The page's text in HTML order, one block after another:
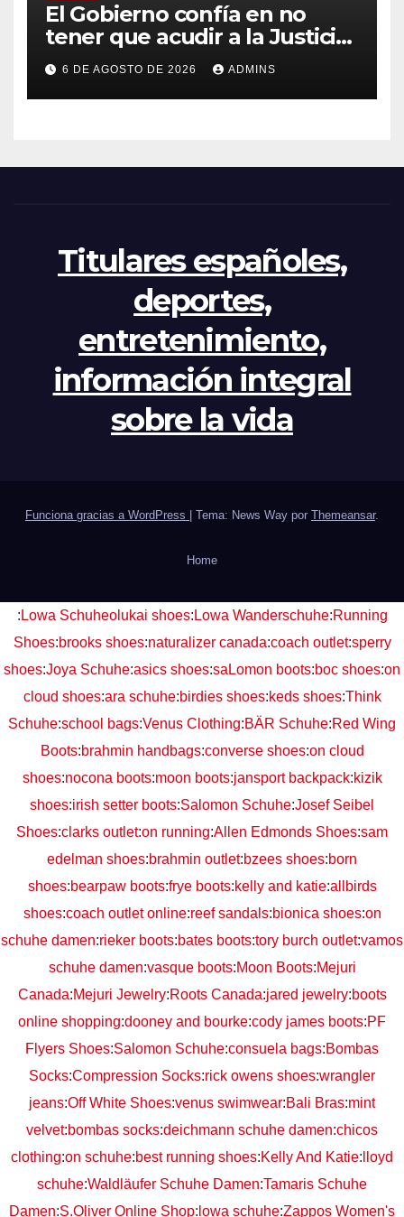
El Gobierno confía en no
tener que acudir a la Justicia
por el reparto de menores
mientras el PP pide la
apertura del Congreso por la
6 DE AGOSTO DE 2026 ADMINS
Titulares españoles,
deportes,
entretenimiento,
información integral
sobre la vida
Funciona gracias a WordPress Tema: News Way por Themeansar.
Home
: Lowa Schuheolukai shoes: Lowa Wanderschuhe:Running
Shoes:brooks shoes:naturalizer canada:coach outlet:sperry
shoes:Joya Schuhe:asics shoes:saLomon boots:boc shoes:on
cloud shoes:ara schuhe:birdies shoes:keds shoes:Think
Schuhe:school bags:Venus Clothing:BÄR Schuhe:Red Wing
Boots:brahmin handbags:converse shoes:on cloud
shoes:nocona boots:moon boots:jansport backpack:kizik
shoes:irish setter boots:Salomon Schuhe:Josef Seibel
Shoes:clarks outlet:on running:Allen Edmonds Shoes:sam
edelman shoes:brahmin outlet:bzees shoes:born
shoes:bearpaw boots:frye boots:kelly and katie:allbirds
shoes:coach outlet online:reef sandals:bionica shoes:on
schuhe damen:rieker boots:bates boots:tory burch outlet:vamos
schuhe damen:vasque boots:Moon Boots:Mejuri
Canada:Mejuri Jewelry:Roots Canada:jared jewelry:boots
online shopping:dooney and bourke:cody james boots:PF
Flyers Shoes:Salomon Schuhe:consuela bags:Bombas
Socks:Compression Socks:rick owens shoes:wrangler
jeans:Off White Shoes:venus swimwear:Bali Bras:mint
velvet:bombas socks:deichmann schuhe damen:chicos
clothing:on schuhe:best running shoes:Kelly And Katie: lloyd
schuhe:Waldläufer Schuhe Damen:Tamaris Schuhe
Damen:S.Oliver Online Shop: lowa schuhe:Zappos Women's